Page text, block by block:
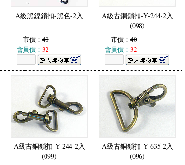
A級黑鎳鎖扣-黑色-2入
市價：40
會員價： 32
A級古銅鎖扣-Y-244-2入
(098)
市價：40
會員價： 32
A級古銅鎖扣-Y-244-2入
(099)
A級古銅鎖扣-Y-635-2入
(096)